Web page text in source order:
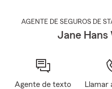
AGENTE DE SEGUROS DE
Jane Hans
Agente de texto Llamar